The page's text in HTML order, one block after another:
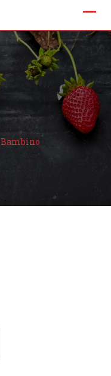
Bambino